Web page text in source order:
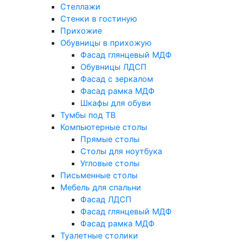
Стеллажи
Стенки в гостиную
Прихожие
Обувницы в прихожую
Фасад глянцевый МДФ
Обувницы ЛДСП
Фасад с зеркалом
Фасад рамка МДФ
Шкафы для обуви
Тумбы под ТВ
Компьютерные столы
Прямые столы
Столы для ноутбука
Угловые столы
Письменные столы
Мебель для спальни
Фасад ЛДСП
Фасад глянцевый МДФ
Фасад рамка МДФ
Туалетные столики